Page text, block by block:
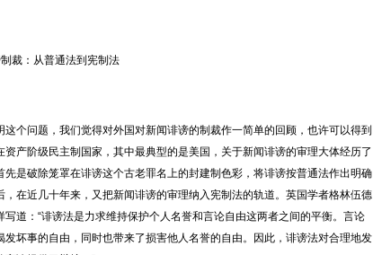
裁：从普通法到宪制法
问题，我们觉得对外国对新闻诽谤的制裁作一简单的回顾，也许可以得到
资产阶级民主制国家，其中最典型的是美国，关于新闻诽谤的审理大体经历了
先是破除笼罩在诽谤这个古老罪名上的封建制色彩，将诽谤按普通法作出明确
，在近几十年来，又把新闻诽谤的审理纳入宪制法的轨道。英国学者格林伍德
写道：“诽谤法是力求维持保护个人名誉和言论自由这两者之间的平衡。言论
发坏事的自由，同时也带来了损害他人名誉的自由。因此，诽谤法对合理地发